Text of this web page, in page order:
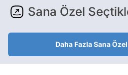
Sana Özel
Daha Fazla Sana